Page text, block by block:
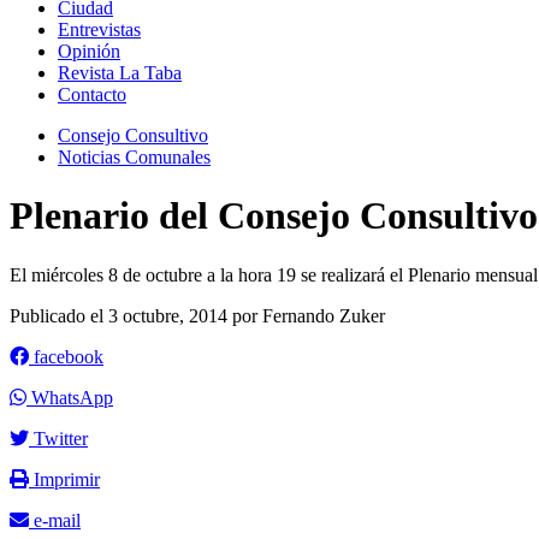
Ciudad
Entrevistas
Opinión
Revista La Taba
Contacto
Consejo Consultivo
Noticias Comunales
Plenario del Consejo
El miércoles 8 de octubre a la hora 19 se realizará el Plenario
Publicado el 3 octubre, 2014 por Fernando Zuker
facebook
WhatsApp
Twitter
Imprimir
e-mail